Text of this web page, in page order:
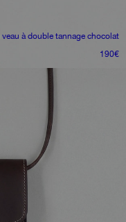
veau à double tannage chocolat
190€